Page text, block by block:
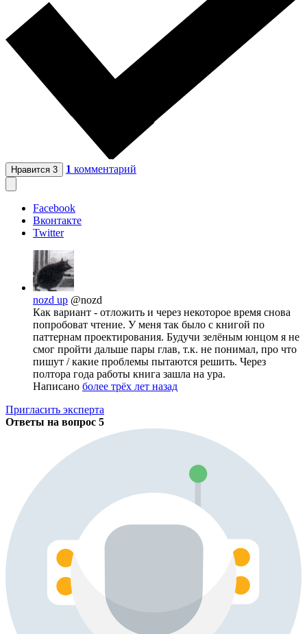
Нравится 3 1 комментарий
Facebook
Вконтакте
Twitter
nozd up @nozd
Как вариант - отложить и через некоторое время снова
попробоват чтение. У меня так было с книгой по
паттернам проектирования. Будучи зелёным юнцом я не
смог пройти дальше пары глав, т.к. не понимал, про что
пишут / какие проблемы пытаются решить. Через
полтора года работы книга зашла на ура.
Написано более трёх лет назад
Пригласить эксперта
Ответы на вопрос 5